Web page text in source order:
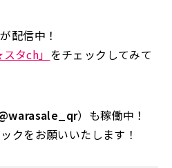
配信中！
タch」 をチェックしてみて
）も稼働中！
クをお願いいたします！